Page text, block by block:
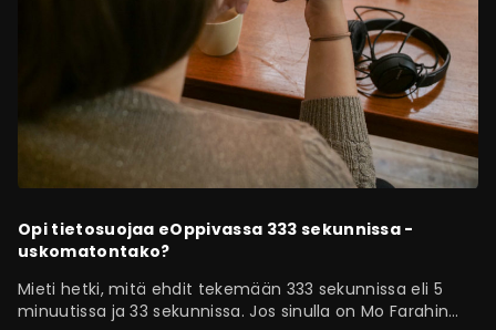
Opi tietosuojaa eOppivassa 333 sekunnissa -
uskomatontako?
Mieti hetki, mitä ehdit tekemään 333 sekunnissa eli 5
minuutissa ja 33 sekunnissa. Jos sinulla on Mo Farahin